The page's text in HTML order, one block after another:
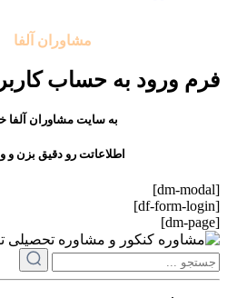
مشاوران آلفا
فرم ورود به حساب
به سایت مشاوران
اطلاعاتت رو دقیق بزن
[dm-modal]
[df-form-login]
[dm-page]